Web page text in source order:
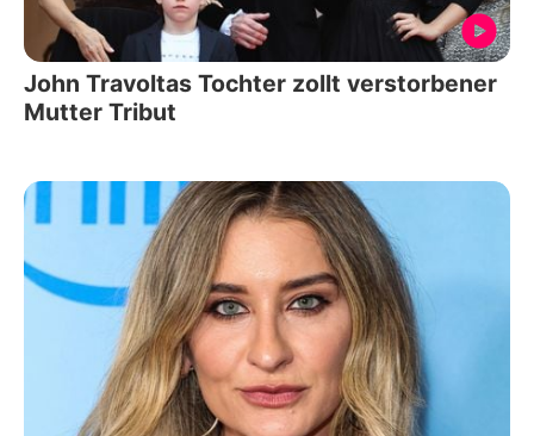
John Travoltas Tochter zollt verstorbener
Mutter Tribut